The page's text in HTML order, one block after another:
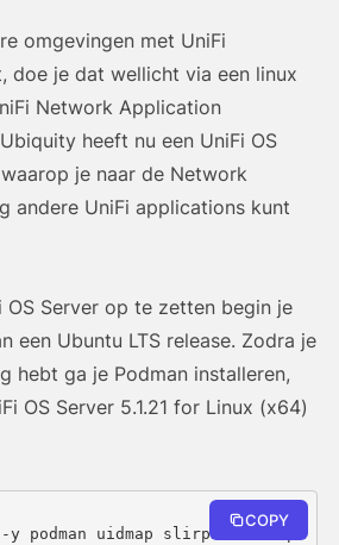
omgevingen met UniFi
doe je dat wellicht via een linux
Network Application
heeft nu een UniFi OS
je naar de Network
andere UniFi applications kunt
OS Server op te zetten begin je
een Ubuntu LTS release. Zodra je
hebt ga je Podman installeren,
OS Server 5.1.21 for Linux (x64)
podman uidmap slirp4netns ip
COPY